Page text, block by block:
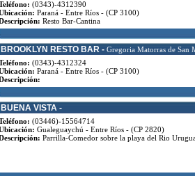
(0343)-4312390
Paraná - Entre Ríos - (CP 3100)
Resto Bar-Cantina
BROOKLYN RESTO BAR - Gregoria Matorras de San
(0343)-4312324
Paraná - Entre Ríos - (CP 3100)
BUENA VISTA -
(03446)-15564714
Gualeguaychú - Entre Ríos - (CP 2820)
Parrilla-Comedor sobre la playa del Rio